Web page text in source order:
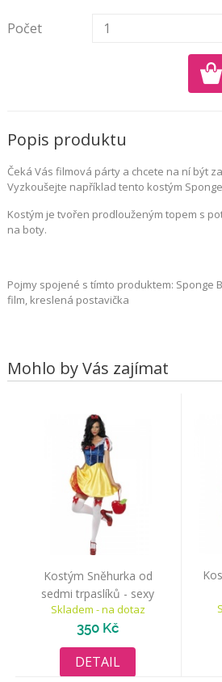
Počet
Popis produktu
Čeká Vás filmová párty a chcete na ní být
Vyzkoušejte například tento kostým
Kostým je tvořen prodlouženým topem s
na boty.
Pojmy spojené s tímto produktem: Sponge
film, kreslená postavička
Mohlo by Vás zajímat
Kostým Sněhurka od
sedmi trpaslíků - sexy
Skladem - na dotaz
350 Kč
DETAIL